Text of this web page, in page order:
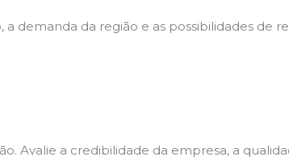
demanda da região e as possibilidades de
Avalie a credibilidade da empresa, a